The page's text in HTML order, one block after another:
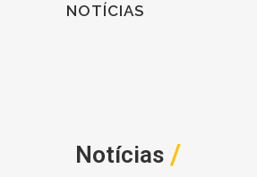
NOTÍCIAS
Notícias /